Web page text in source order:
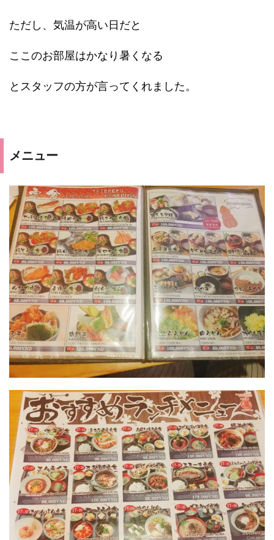
ただし、気温が高い日だと
ここのお部屋はかなり暑くなる
とスタッフの方が言ってくれました。
メニュー